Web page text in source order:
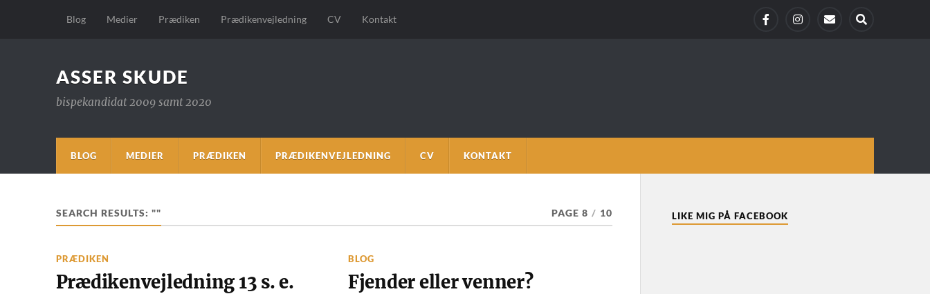
Blog Medier Prædiken Prædikenvejledning CV Kontakt
ASSER SKUDE
bispekandidat 2009 samt 2020
BLOG MEDIER PRÆDIKEN PRÆDIKENVEJLEDNING CV KONTAKT
SEARCH RESULTS: "" PAGE 8 / 10
PRÆDIKEN
Prædikenvejledning 13 s. e.
BLOG
Fjender eller venner?
LIKE MIG PÅ FACEBOOK